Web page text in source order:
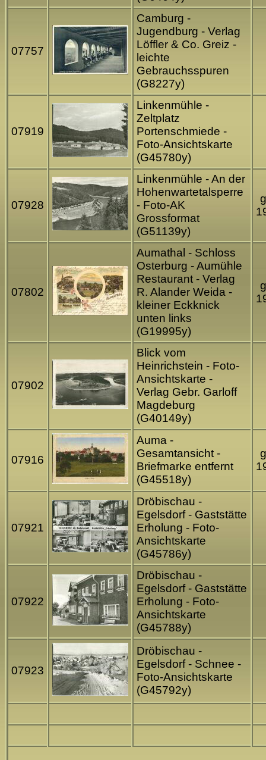
07757
Camburg -
Jugendburg - Verlag
Löffler & Co. Greiz -
leichte
Gebrauchsspuren
(G8227y)
07919
Linkenmühle -
Zeltplatz
Portenschmiede -
Foto-Ansichtskarte
(G45780y)
07928
Linkenmühle - An der
Hohenwartetalsperre
- Foto-AK
Grossformat
(G51139y)
07802
Aumathal - Schloss
Osterburg - Aumühle
Restaurant - Verlag
R. Alander Weida -
kleiner Eckknick
unten links
(G19995y)
07902
Blick vom
Heinrichstein - Foto-
Ansichtskarte -
Verlag Gebr. Garloff
Magdeburg
(G40149y)
07916
Auma -
Gesamtansicht -
Briefmarke entfernt
(G45518y)
07921
Dröbischau -
Egelsdorf - Gaststätte
Erholung - Foto-
Ansichtskarte
(G45786y)
07922
Dröbischau -
Egelsdorf - Gaststätte
Erholung - Foto-
Ansichtskarte
(G45788y)
07923
Dröbischau -
Egelsdorf - Schnee -
Foto-Ansichtskarte
(G45792y)